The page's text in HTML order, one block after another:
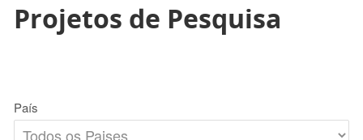
Projetos de Pesquisa
País